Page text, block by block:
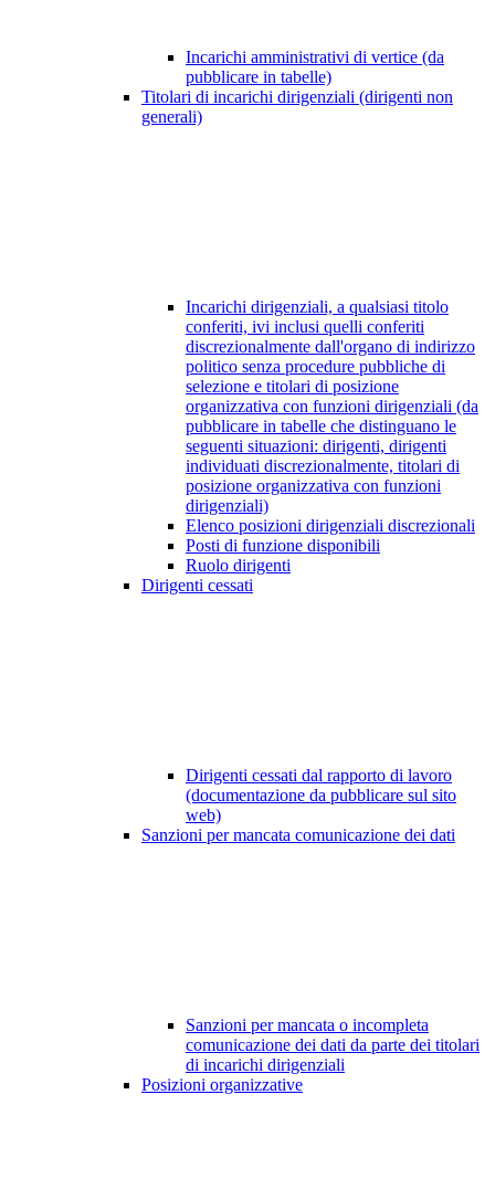
Incarichi amministrativi di vertice (da
pubblicare in tabelle)
Titolari di incarichi dirigenziali (dirigenti non
generali)
Incarichi dirigenziali, a qualsiasi titolo
conferiti, ivi inclusi quelli conferiti
discrezionalmente dall'organo di indirizzo
politico senza procedure pubbliche di
selezione e titolari di posizione
organizzativa con funzioni dirigenziali (da
pubblicare in tabelle che distinguano le
seguenti situazioni: dirigenti, dirigenti
individuati discrezionalmente, titolari di
posizione organizzativa con funzioni
dirigenziali)
Elenco posizioni dirigenziali discrezionali
Posti di funzione disponibili
Ruolo dirigenti
Dirigenti cessati
Dirigenti cessati dal rapporto di lavoro
(documentazione da pubblicare sul sito
web)
Sanzioni per mancata comunicazione dei dati
Sanzioni per mancata o incompleta
comunicazione dei dati da parte dei titolari
di incarichi dirigenziali
Posizioni organizzative